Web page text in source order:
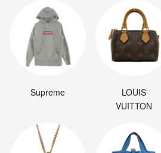
Supreme
LOUIS
VUITTON